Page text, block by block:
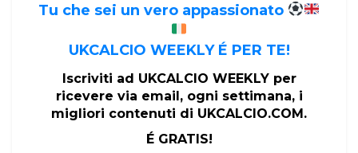
Tu che sei un vero appassionato
UKCALCIO WEEKLY É PER TE!
Iscriviti ad UKCALCIO WEEKLY per
ricevere via email, ogni settimana, i
migliori contenuti di UKCALCIO.COM.
É GRATIS!